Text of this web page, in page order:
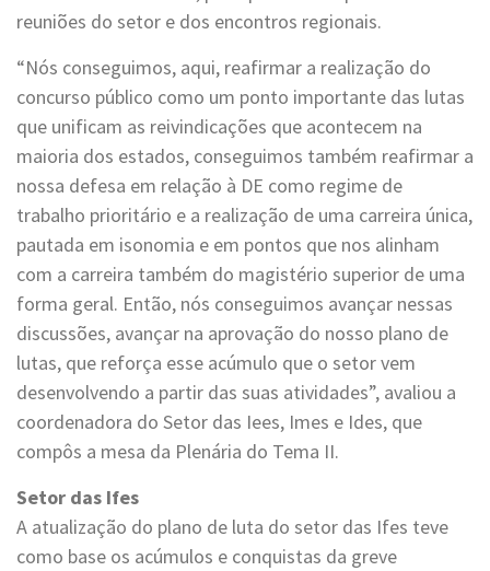
reuniões do setor e dos encontros regionais.
“Nós conseguimos, aqui, reafirmar a realização do
concurso público como um ponto importante das lutas
que unificam as reivindicações que acontecem na
maioria dos estados, conseguimos também reafirmar a
nossa defesa em relação à DE como regime de
trabalho prioritário e a realização de uma carreira única,
pautada em isonomia e em pontos que nos alinham
com a carreira também do magistério superior de uma
forma geral. Então, nós conseguimos avançar nessas
discussões, avançar na aprovação do nosso plano de
lutas, que reforça esse acúmulo que o setor vem
desenvolvendo a partir das suas atividades”, avaliou a
coordenadora do Setor das Iees, Imes e Ides, que
compôs a mesa da Plenária do Tema II.
Setor das Ifes
A atualização do plano de luta do setor das Ifes teve
como base os acúmulos e conquistas da greve